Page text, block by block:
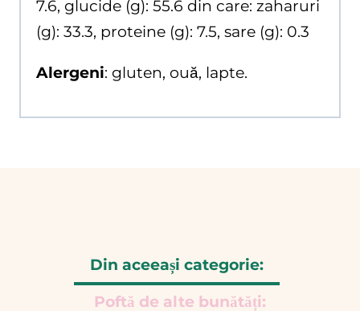
7.6, glucide (g): 55.6 din care: zaharuri
(g): 33.3, proteine (g): 7.5, sare (g): 0.3
Alergeni: gluten, ouă, lapte.
Din aceeași categorie:
Poftă de alte bunătăți: